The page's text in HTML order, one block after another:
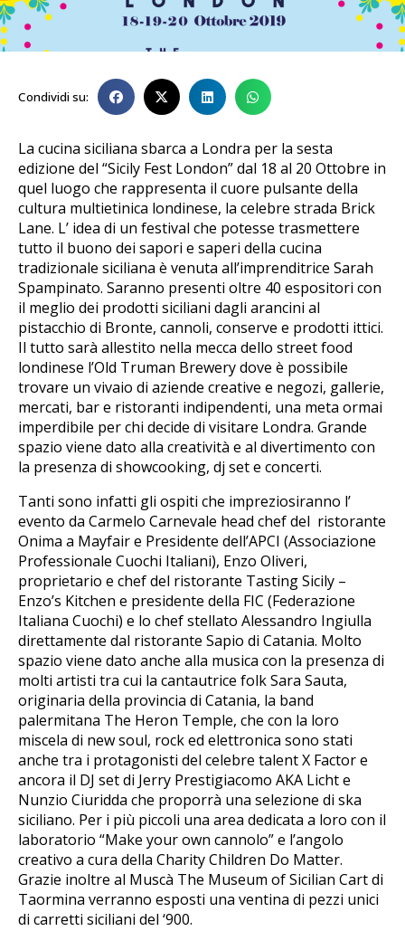
Condividi su:
La cucina siciliana sbarca a Londra per la sesta
edizione del “Sicily Fest London” dal 18 al 20 Ottobre in
quel luogo che rappresenta il cuore pulsante della
cultura multietinica londinese, la celebre strada Brick
Lane. L’ idea di un festival che potesse trasmettere
tutto il buono dei sapori e saperi della cucina
tradizionale siciliana è venuta all’imprenditrice Sarah
Spampinato. Saranno presenti oltre 40 espositori con
il meglio dei prodotti siciliani dagli arancini al
pistacchio di Bronte, cannoli, conserve e prodotti ittici.
Il tutto sarà allestito nella mecca dello street food
londinese l’Old Truman Brewery dove è possibile
trovare un vivaio di aziende creative e negozi, gallerie,
mercati, bar e ristoranti indipendenti, una meta ormai
imperdibile per chi decide di visitare Londra. Grande
spazio viene dato alla creatività e al divertimento con
la presenza di showcooking, dj set e concerti.
Tanti sono infatti gli ospiti che impreziosiranno l’
evento da Carmelo Carnevale head chef del ristorante
Onima a Mayfair e Presidente dell’APCI (Associazione
Professionale Cuochi Italiani), Enzo Oliveri,
proprietario e chef del ristorante Tasting Sicily –
Enzo’s Kitchen e presidente della FIC (Federazione
Italiana Cuochi) e lo chef stellato Alessandro Ingiulla
direttamente dal ristorante Sapio di Catania. Molto
spazio viene dato anche alla musica con la presenza di
molti artisti tra cui la cantautrice folk Sara Sauta,
originaria della provincia di Catania, la band
palermitana The Heron Temple, che con la loro
miscela di new soul, rock ed elettronica sono stati
anche tra i protagonisti del celebre talent X Factor e
ancora il DJ set di Jerry Prestigiacomo AKA Licht e
Nunzio Ciuridda che proporrà una selezione di ska
siciliano. Per i più piccoli una area dedicata a loro con il
laboratorio “Make your own cannolo” e l’angolo
creativo a cura della Charity Children Do Matter.
Grazie inoltre al Muscà The Museum of Sicilian Cart di
Taormina verranno esposti una ventina di pezzi unici
di carretti siciliani del ‘900.